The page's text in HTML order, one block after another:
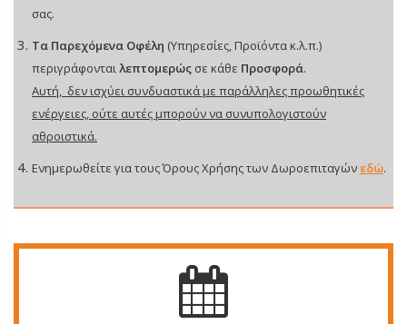
σας.
Τα Παρεχόμενα Οφέλη (Υπηρεσίες, Προϊόντα κ.λ.π.)
περιγράφονταιλεπτομερώς σε κάθε Προσφορά.
Αυτή, δεν ισχύει συνδυαστικά με παράλληλες προωθητικές
ενέργειες, ούτε αυτές μπορούν να συνυπολογιστούν
αθροιστικά.
Ενημερωθείτε για τους Όρους Χρήσης των Δωροεπιταγών εδώ.